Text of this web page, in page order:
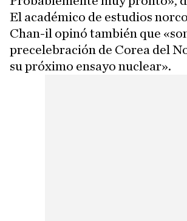
El académico de estudios
Chan-il opinó también que
precelebración de Corea del
su próximo ensayo nuclear».